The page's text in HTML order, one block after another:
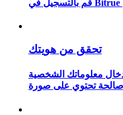
المبتدئين للعقود الآجلة
تحقق من هويتك
معلوماتك الشخصية